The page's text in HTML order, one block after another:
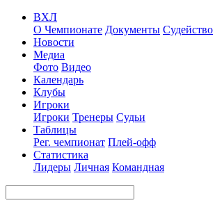
ВХЛ
О Чемпионате Документы Судейство
Новости
Медиа
Фото Видео
Календарь
Клубы
Игроки
Игроки Тренеры Судьи
Таблицы
Рег. чемпионат Плей-офф
Статистика
Лидеры Личная Командная